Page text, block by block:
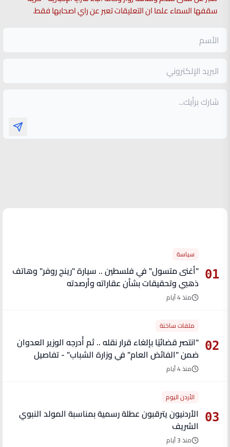
سقفها السماء علما ان التعليقات تعبر عن راي اصحابها فقط.
01
سياسة
"أغنى متسول" في فلسطين .. سيارة "رينج روفر" وهاتف
ذهبي وتحقيقات بشأن عقاراته وأرصدته
منذ 4 أيام
02
ملفات ساخنة
"انتصر قضائيًا بإلغاء قرار نقله .. ثم أُدرجه الوزير العدوان
ضمن "الفائض العام" في وزارة الشباب" - تفاصيل
منذ 4 أيام
03
الأردن اليوم
الأردنيون يترقبون عطلة رسمية بمناسبة المولد النبوي
الشريف
منذ 3 أيام